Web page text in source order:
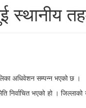
अधिवेशन सम्पन्न भएको छ ।
निर्वाचित भएको हो ।